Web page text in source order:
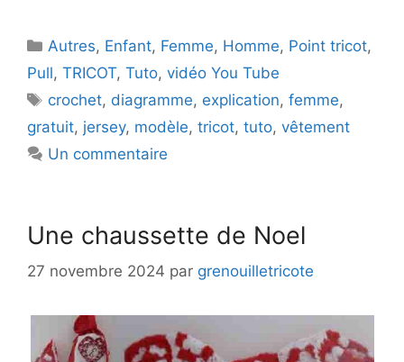
Catégories
Autres, Enfant, Femme, Homme, Point tricot,
Pull, TRICOT, Tuto, vidéo You Tube
Étiquettes
crochet, diagramme, explication,femme,
gratuit, jersey, modèle, tricot, tuto, vêtement
Un commentaire
Une chaussette de Noel
27 novembre 2024 par grenouilletricote